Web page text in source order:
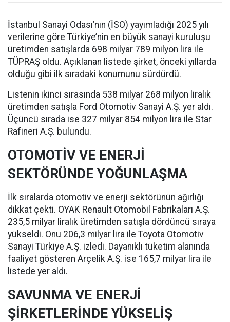
İstanbul Sanayi Odası’nın (İSO) yayımladığı 2025 yılı
verilerine göre Türkiye’nin en büyük sanayi kuruluşu
üretimden satışlarda 698 milyar 789 milyon lira ile
TÜPRAŞ oldu. Açıklanan listede şirket, önceki yıllarda
olduğu gibi ilk sıradaki konumunu sürdürdü.
Listenin ikinci sırasında 538 milyar 268 milyon liralık
üretimden satışla Ford Otomotiv Sanayi A.Ş. yer aldı.
Üçüncü sırada ise 327 milyar 854 milyon lira ile Star
Rafineri A.Ş. bulundu.
OTOMOTİV VE ENERJİ
SEKTÖRÜNDE YOĞUNLAŞMA
İlk sıralarda otomotiv ve enerji sektörünün ağırlığı
dikkat çekti. OYAK Renault Otomobil Fabrikaları A.Ş.
235,5 milyar liralık üretimden satışla dördüncü sıraya
yükseldi. Onu 206,3 milyar lira ile Toyota Otomotiv
Sanayi Türkiye A.Ş. izledi. Dayanıklı tüketim alanında
faaliyet gösteren Arçelik A.Ş. ise 165,7 milyar lira ile
listede yer aldı.
SAVUNMA VE ENERJİ
ŞİRKETLERİNDE YÜKSELİŞ